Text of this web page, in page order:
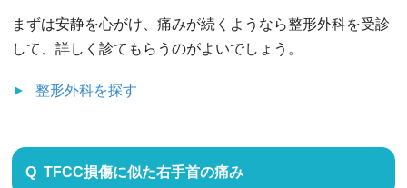
まずは安静を心がけ、痛みが続くようなら整形外科を受診
して、詳しく診てもらうのがよいでしょう。
整形外科を探す
TFCC損傷に似た右手首の痛み